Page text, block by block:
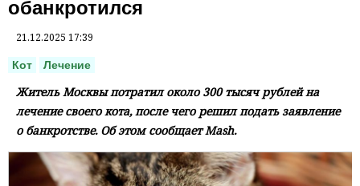
обанкротился
21.12.2025 17:39
Кот Лечение
Житель Москвы потратил около 300 тысяч рублей на
лечение своего кота, после чего решил подать заявление
о банкротстве. Об этом сообщает Mash.